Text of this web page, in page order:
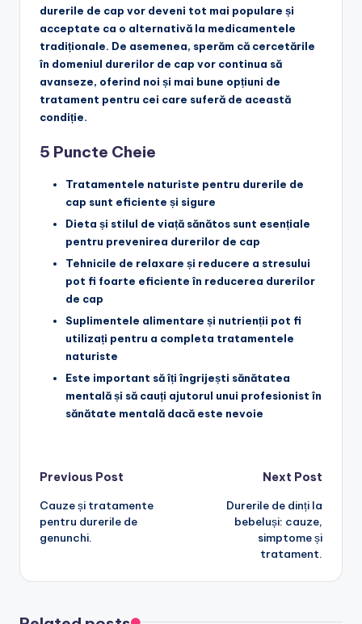
durerile de cap vor deveni tot mai populare și
acceptate ca o alternativă la medicamentele
tradiționale. De asemenea, sperăm că cercetările
în domeniul durerilor de cap vor continua să
avanseze, oferind noi și mai bune opțiuni de
tratament pentru cei care suferă de această
condiție.
5 Puncte Cheie
Tratamentele naturiste pentru durerile de
cap sunt eficiente și sigure
Dieta și stilul de viață sănătos sunt esențiale
pentru prevenirea durerilor de cap
Tehnicile de relaxare și reducere a stresului
pot fi foarte eficiente în reducerea durerilor
de cap
Suplimentele alimentare și nutrienții pot fi
utilizați pentru a completa tratamentele
naturiste
Este important să îți îngrijești sănătatea
mentală și să cauți ajutorul unui profesionist în
sănătate mentală dacă este nevoie
Post
navigation
Previous Post
Cauze și tratamente
pentru durerile de
genunchi.
Next Post
Durerile de dinți la
bebeluși: cauze,
simptome și
tratament.